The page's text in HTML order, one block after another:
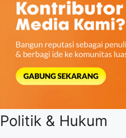
Politik & Hukum